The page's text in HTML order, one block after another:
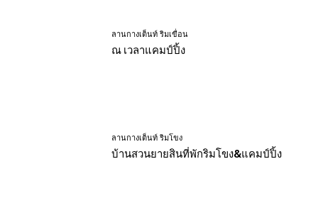
ลานกางเต็นท์ ริมเขื่อน
ณ เวลาแคมป์ปิ้ง
ลานกางเต็นท์ ริมโขง
บ้านสวนยายสินที่พักริมโขง&แคมป์ปิ้ง